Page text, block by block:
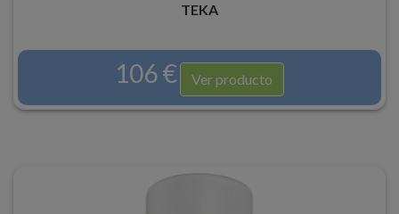
TEKA
106 € Ver producto